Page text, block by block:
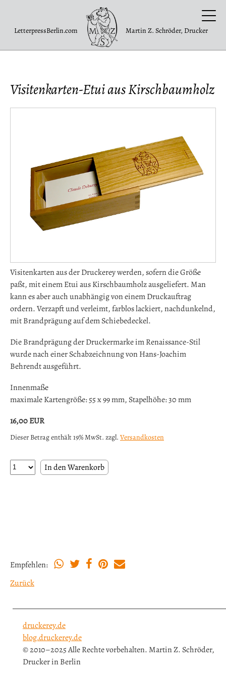
LetterpressBerlin.com Martin Z. Schröder, Drucker
Visitenkarten-Etui aus Kirschbaumholz
Visitenkarten aus der Druckerey werden, sofern die Größe
paßt, mit einem Etui aus Kirschbaumholz ausgeliefert. Man
kann es aber auch unabhängig von einem Druckauftrag
ordern. Verzapft und verleimt, farblos lackiert, nachdunkelnd,
mit Brandprägung auf dem Schiebedeckel.
Die Brandprägung der Druckermarke im Renaissance-Stil
wurde nach einer Schabzeichnung von Hans-Joachim
Behrendt ausgeführt.
Innenmaße
maximale Kartengröße: 55 x 99 mm, Stapelhöhe: 30 mm
16,00EUR
Dieser Betrag enthält 19% MwSt. zzgl. Versandkosten
Empfehlen:
Zurück
druckerey.de
blog.druckerey.de
© 2010–2025 Alle Rechte vorbehalten. Martin Z. Schröder,
Drucker in Berlin